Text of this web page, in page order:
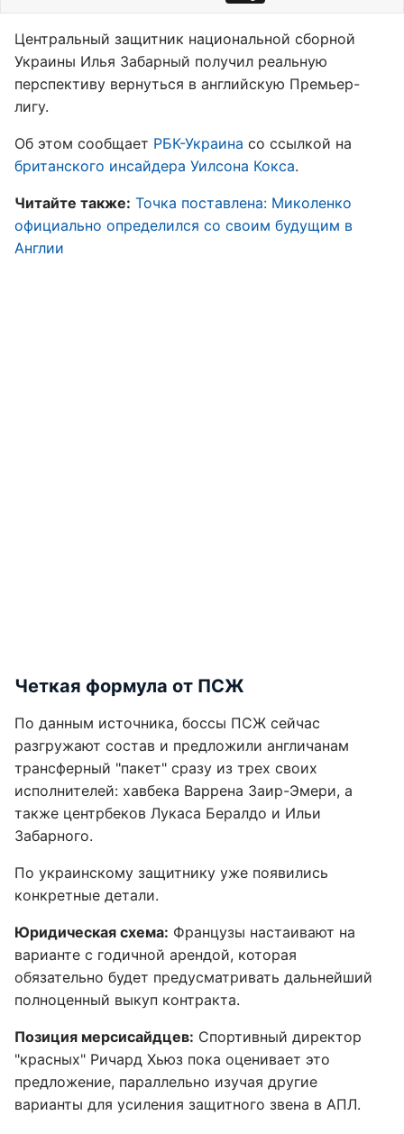
Центральный защитник национальной сборной
Украины Илья Забарный получил реальную
перспективу вернуться в английскую Премьер-
лигу.
Об этом сообщает РБК-Украина со ссылкой на
британского инсайдера Уилсона Кокса.
Читайте также: Точка поставлена: Миколенко
официально определился со своим будущим в
Англии
Четкая формула от ПСЖ
По данным источника, боссы ПСЖ сейчас
разгружают состав и предложили англичанам
трансферный "пакет" сразу из трех своих
исполнителей: хавбека Варрена Заир-Эмери, а
также центрбеков Лукаса Бералдо и Ильи
Забарного.
По украинскому защитнику уже появились
конкретные детали.
Юридическая схема: Французы настаивают на
варианте с годичной арендой, которая
обязательно будет предусматривать дальнейший
полноценный выкуп контракта.
Позиция мерсисайдцев: Спортивный директор
"красных" Ричард Хьюз пока оценивает это
предложение, параллельно изучая другие
варианты для усиления защитного звена в АПЛ.